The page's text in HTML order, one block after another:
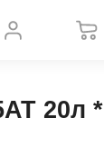
20л *